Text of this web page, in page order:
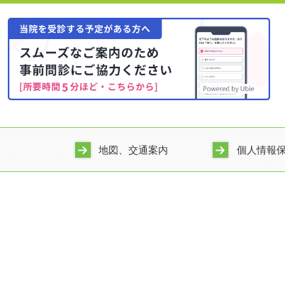
地図、交通案内 個人情報